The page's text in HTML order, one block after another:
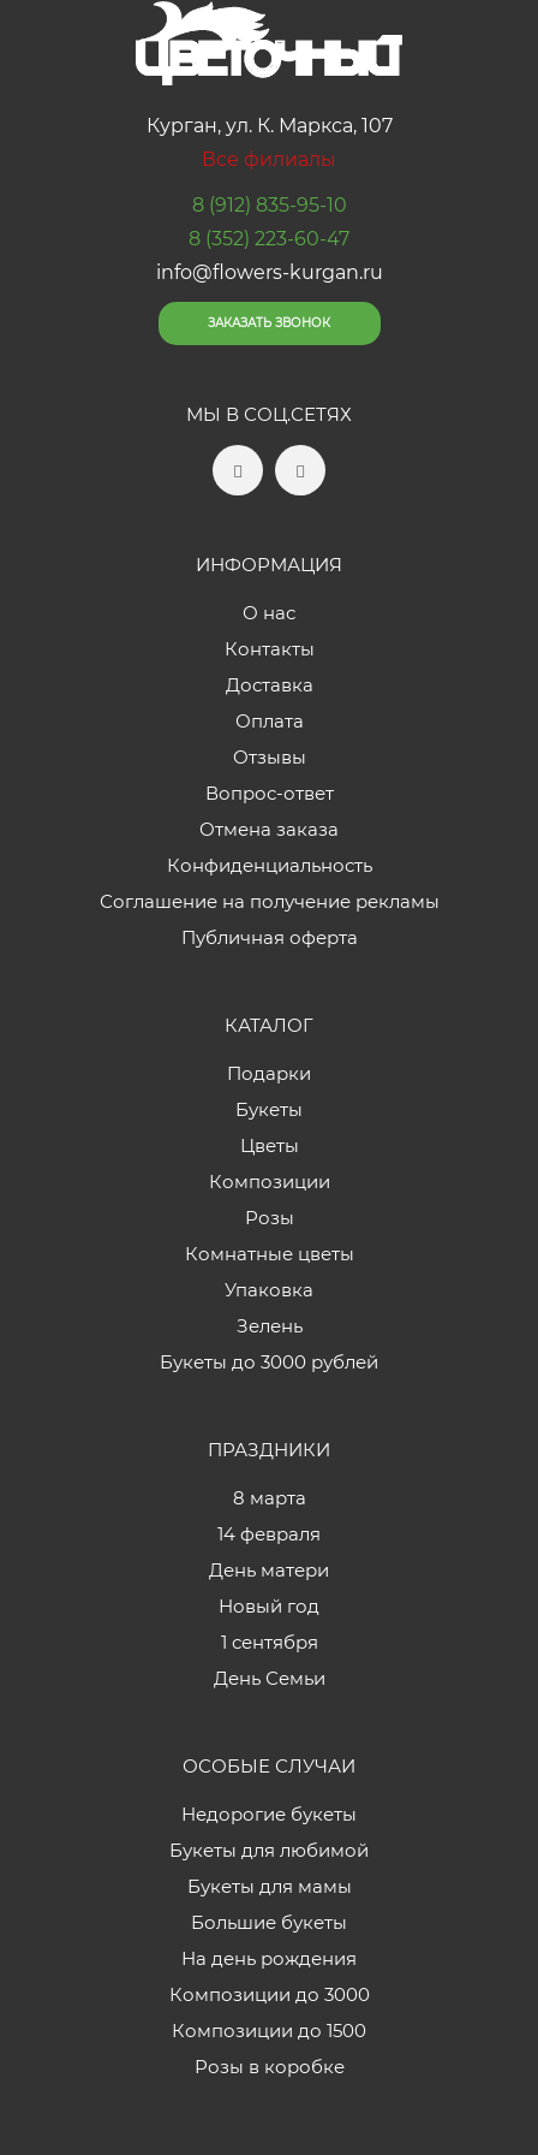
Курган, ул. К. Маркса, 107
Все филиалы
8 (912) 835-95-10
8 (352) 223-60-47
info@flowers-kurgan.ru
ЗАКАЗАТЬ ЗВОНОК
МЫ В СОЦ.СЕТЯХ
ИНФОРМАЦИЯ
О нас
Контакты
Доставка
Оплата
Отзывы
Вопрос-ответ
Отмена заказа
Конфиденциальность
Соглашение на получение рекламы
Публичная оферта
КАТАЛОГ
Подарки
Букеты
Цветы
Композиции
Розы
Комнатные цветы
Упаковка
Зелень
Букеты до 3000 рублей
ПРАЗДНИКИ
8 марта
14 февраля
День матери
Новый год
1 сентября
День Семьи
ОСОБЫЕ СЛУЧАИ
Недорогие букеты
Букеты для любимой
Букеты для мамы
Большие букеты
На день рождения
Композиции до 3000
Композиции до 1500
Розы в коробке